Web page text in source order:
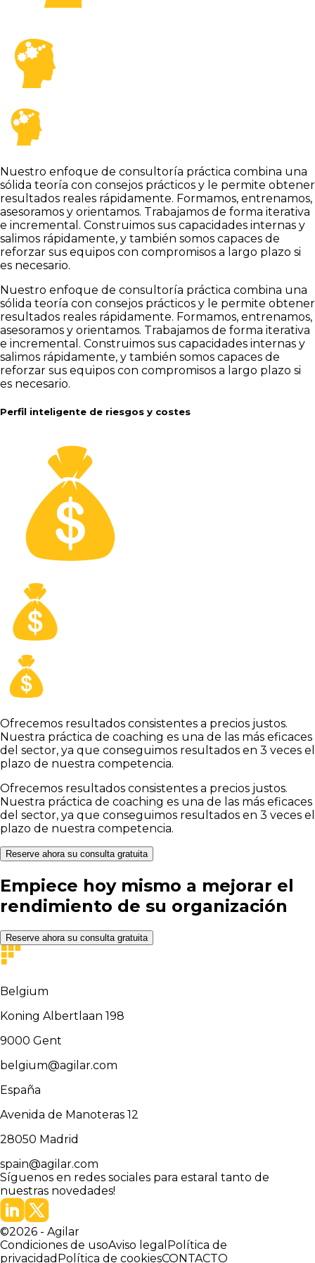
Nuestro enfoque de consultoría práctica combina una
sólida teoría con consejos prácticos y le permite obtener
resultados reales rápidamente. Formamos, entrenamos,
asesoramos y orientamos. Trabajamos de forma iterativa
e incremental. Construimos sus capacidades internas y
salimos rápidamente, y también somos capaces de
reforzar sus equipos con compromisos a largo plazo si
es necesario.
Nuestro enfoque de consultoría práctica combina una
sólida teoría con consejos prácticos y le permite obtener
resultados reales rápidamente. Formamos, entrenamos,
asesoramos y orientamos. Trabajamos de forma iterativa
e incremental. Construimos sus capacidades internas y
salimos rápidamente, y también somos capaces de
reforzar sus equipos con compromisos a largo plazo si
es necesario.
Perfil inteligente de riesgos y costes
Ofrecemos resultados consistentes a precios justos.
Nuestra práctica de coaching es una de las más eficaces
del sector, ya que conseguimos resultados en 3 veces el
plazo de nuestra competencia.
Ofrecemos resultados consistentes a precios justos.
Nuestra práctica de coaching es una de las más eficaces
del sector, ya que conseguimos resultados en 3 veces el
plazo de nuestra competencia.
Reserve ahora su consulta gratuita
Empiece hoy mismo a mejorar el
rendimiento de su organización
Reserve ahora su consulta gratuita
Belgium
Koning Albertlaan 198
9000 Gent
belgium@agilar.com
España
Avenida de Manoteras 12
28050 Madrid
spain@agilar.com
Síguenos en redes sociales para estaral tanto de
nuestras novedades!
©2026 - Agilar
Condiciones de usoAviso legal Política de
privacidad Política de cookiesCONTACTO